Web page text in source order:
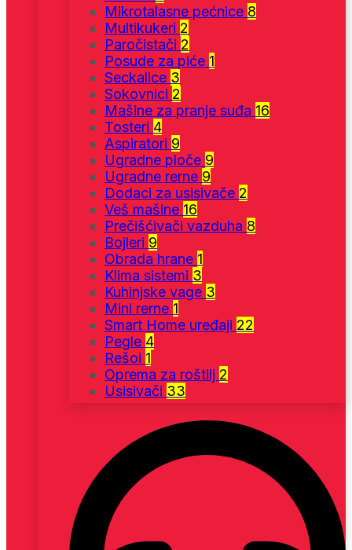
Mikrotalasne pećnice 8
Multikukeri 2
Paročistači 2
Posude za piće 1
Seckalice 3
Sokovnici 2
Mašine za pranje suđa 16
Tosteri 4
Aspiratori 9
Ugradne ploče 9
Ugradne rerne 9
Dodaci za usisivače 2
Veš mašine 16
Prečišćivači vazduha 8
Bojleri 9
Obrada hrane 1
Klima sistemi 3
Kuhinjske vage 3
Mini rerne 1
Smart Home uređaji 22
Pegle 4
Rešoi 1
Oprema za roštilj 2
Usisivači 33